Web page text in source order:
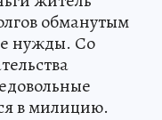
обманутым
нужды. Со
в милицию.